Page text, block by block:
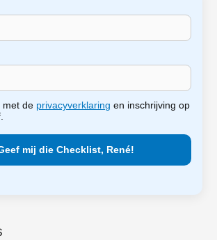
met de privacyverklaring en inschrijving op